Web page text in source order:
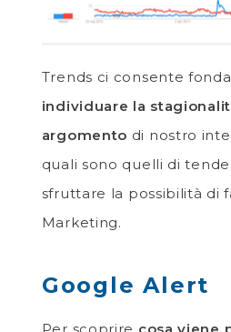
Trends ci consente
individuare la
argomento di nostro
quali sono quelli di
sfruttare la possibilità di
Marketing.
Google Alert